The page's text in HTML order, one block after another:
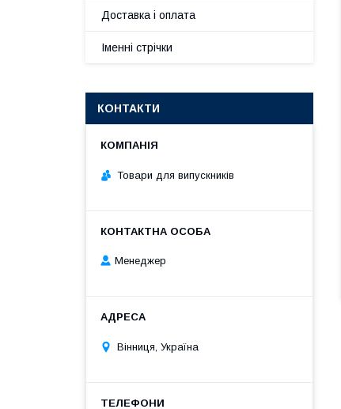
Доставка і оплата
Іменні стрічки
КОНТАКТИ
Товари для випускників
Менеджер
Вінниця, Україна